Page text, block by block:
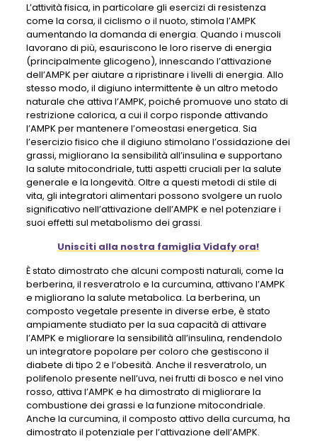
L’attività fisica, in particolare gli esercizi di resistenza
come la corsa, il ciclismo o il nuoto, stimola l’AMPK
aumentando la domanda di energia. Quando i muscoli
lavorano di più, esauriscono le loro riserve di energia
(principalmente glicogeno), innescando l’attivazione
dell’AMPK per aiutare a ripristinare i livelli di energia. Allo
stesso modo, il digiuno intermittente è un altro metodo
naturale che attiva l’AMPK, poiché promuove uno stato di
restrizione calorica, a cui il corpo risponde attivando
l’AMPK per mantenere l’omeostasi energetica. Sia
l’esercizio fisico che il digiuno stimolano l’ossidazione dei
grassi, migliorano la sensibilità all’insulina e supportano
la salute mitocondriale, tutti aspetti cruciali per la salute
generale e la longevità. Oltre a questi metodi di stile di
vita, gli integratori alimentari possono svolgere un ruolo
significativo nell’attivazione dell’AMPK e nel potenziare i
suoi effetti sul metabolismo dei grassi.
Unisciti alla nostra famiglia Vidafy ora!
È stato dimostrato che alcuni composti naturali, come la
berberina, il resveratrolo e la curcumina, attivano l’AMPK
e migliorano la salute metabolica. La berberina, un
composto vegetale presente in diverse erbe, è stato
ampiamente studiato per la sua capacità di attivare
l’AMPK e migliorare la sensibilità all’insulina, rendendolo
un integratore popolare per coloro che gestiscono il
diabete di tipo 2 e l’obesità. Anche il resveratrolo, un
polifenolo presente nell’uva, nei frutti di bosco e nel vino
rosso, attiva l’AMPK e ha dimostrato di migliorare la
combustione dei grassi e la funzione mitocondriale.
Anche la curcumina, il composto attivo della curcuma, ha
dimostrato il potenziale per l’attivazione dell’AMPK.